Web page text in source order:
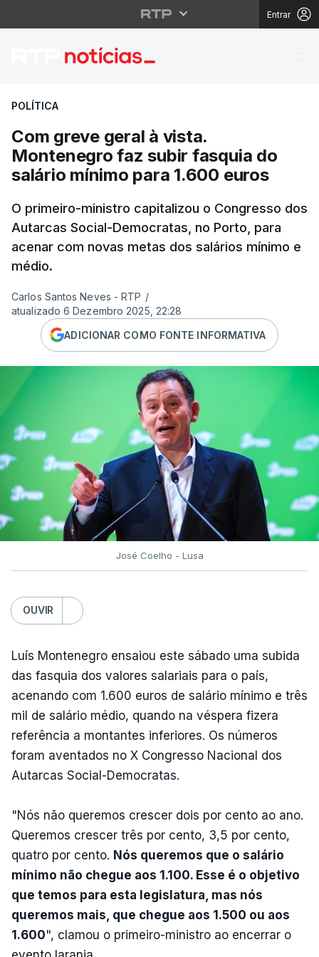
Entrar
Com greve geral à
POLÍTICA
Com greve geral à vista.
Montenegro faz subir fasquia do
salário mínimo para 1.600 euros
O primeiro-ministro capitalizou o Congresso dos
Autarcas Social-Democratas, no Porto, para
acenar com novas metas dos salários mínimo e
médio.
Carlos Santos Neves - RTP /
atualizado 6 Dezembro 2025, 22:28
ADICIONAR COMO FONTE INFORMATIVA
José Coelho - Lusa
OUVIR
Luís Montenegro ensaiou este sábado uma subida
das fasquia dos valores salariais para o país,
acenando com 1.600 euros de salário mínimo e três
mil de salário médio, quando na véspera fizera
referência a montantes inferiores. Os números
foram aventados no X Congresso Nacional dos
Autarcas Social-Democratas.
"Nós não queremos crescer dois por cento ao ano.
Queremos crescer três por cento, 3,5 por cento,
quatro por cento. Nós queremos que o salário
mínimo não chegue aos 1.100. Esse é o objetivo
que temos para esta legislatura, mas nós
queremos mais, que chegue aos 1.500 ou aos
1.600", clamou o primeiro-ministro ao encerrar o